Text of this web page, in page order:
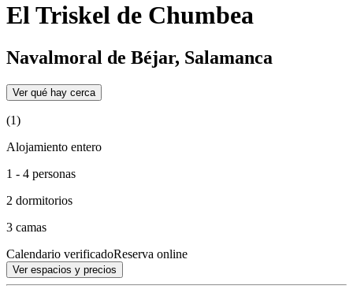
El Triskel de Chumbea
Navalmoral de Béjar, Salamanca
Ver qué hay cerca
(1)
Alojamiento entero
1 - 4 personas
2 dormitorios
3 camas
Calendario verificadoReserva online
Ver espacios y precios